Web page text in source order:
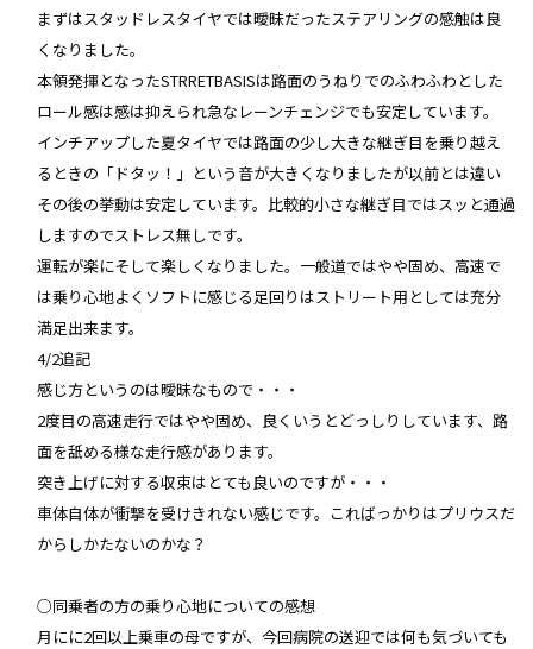
まずはスタッドレスタイヤでは曖昧だったステアリングの感触は良
くなりました。
本領発揮となったSTRRETBASISは路面のうねりでのふわふわとした
ロール感は感は抑えられ急なレーンチェンジでも安定しています。
インチアップした夏タイヤでは路面の少し大きな継ぎ目を乗り越え
るときの「ドタッ！」という音が大きくなりましたが以前とは違い
その後の挙動は安定しています。比較的小さな継ぎ目ではスッと通過
しますのでストレス無しです。
運転が楽にそして楽しくなりました。一般道ではやや固め、高速で
は乗り心地よくソフトに感じる足回りはストリート用としては充分
満足出来ます。
4/2追記
感じ方というのは曖昧なもので・・・
2度目の高速走行ではやや固め、良くいうとどっしりしています、路
面を舐める様な走行感があります。
突き上げに対する収束はとても良いのですが・・・
車体自体が衝撃を受けきれない感じです。こればっかりはプリウスだ
からしかたないのかな？
○同乗者の方の乗り心地についての感想
月にに2回以上乗車の母ですが、今回病院の送迎では何も気づいても